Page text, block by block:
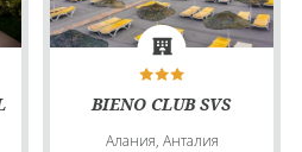
BIENO CLUB SVS
Алания, Анталия